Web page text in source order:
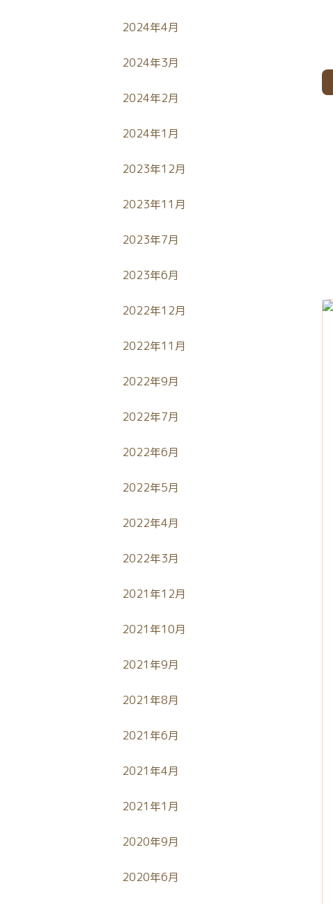
2024年4月
2024年3月
2024年2月
2024年1月
2023年12月
2023年11月
2023年7月
2023年6月
2022年12月
2022年11月
2022年9月
2022年7月
2022年6月
2022年5月
2022年4月
2022年3月
2021年12月
2021年10月
2021年9月
2021年8月
2021年6月
2021年4月
2021年1月
2020年9月
2020年6月